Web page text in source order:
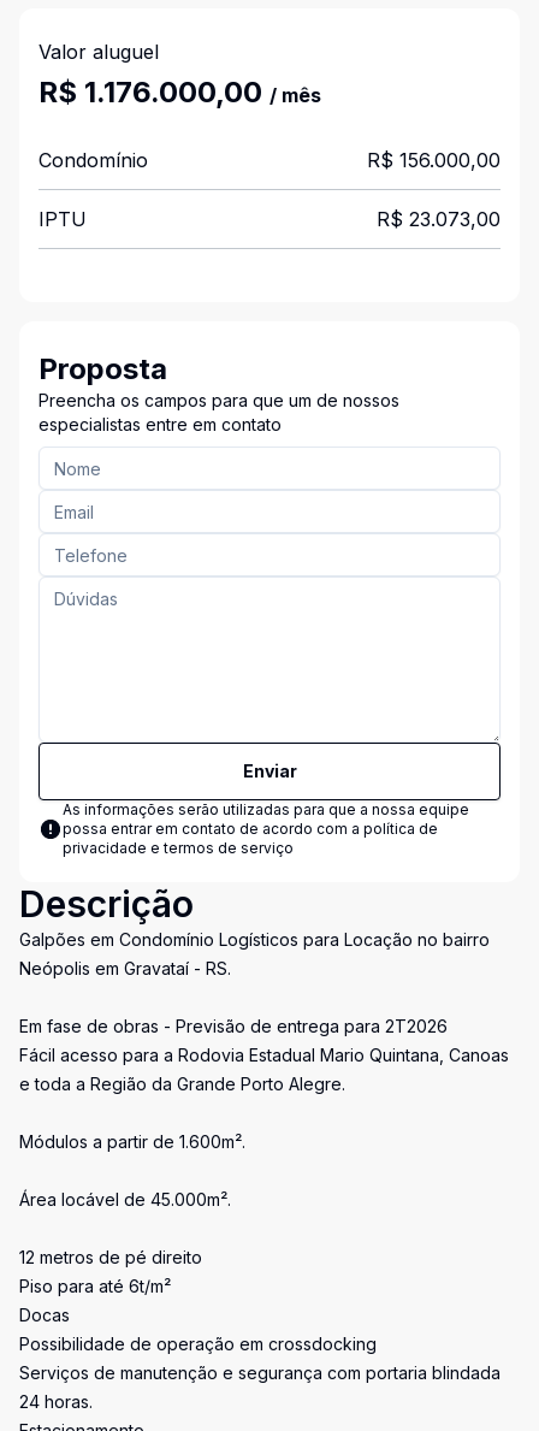
Valor aluguel
R$ 1.176.000,00 / mês
Condomínio R$ 156.000,00
IPTU R$ 23.073,00
Proposta
Preencha os campos para que um de nossos
especialistas entre em contato
Enviar
As informações serão utilizadas para que a nossa equipe
possa entrar em contato de acordo com a política de
privacidade e termos de serviço
Descrição
Galpões em Condomínio Logísticos para Locação no bairro
Neópolis em Gravataí - RS.
Em fase de obras - Previsão de entrega para 2T2026
Fácil acesso para a Rodovia Estadual Mario Quintana, Canoas
e toda a Região da Grande Porto Alegre.
Módulos a partir de 1.600m².
Área locável de 45.000m².
12 metros de pé direito
Piso para até 6t/m²
Docas
Possibilidade de operação em crossdocking
Serviços de manutenção e segurança com portaria blindada
24 horas.